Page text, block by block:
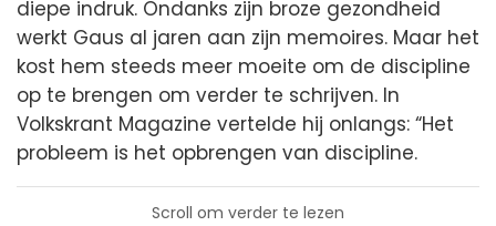
diepe indruk. Ondanks zijn broze gezondheid
werkt Gaus al jaren aan zijn memoires. Maar het
kost hem steeds meer moeite om de discipline
op te brengen om verder te schrijven. In
Volkskrant Magazine vertelde hij onlangs: “Het
probleem is het opbrengen van discipline.
Scroll om verder te lezen